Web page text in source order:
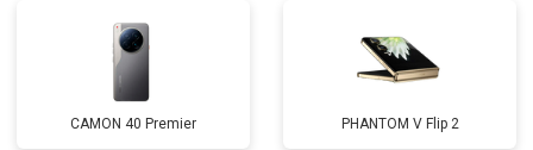
CAMON 40 Premier PHANTOM V Flip 2